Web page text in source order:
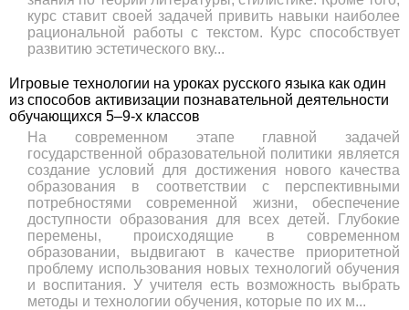
курс ставит своей задачей привить навыки наиболее
рациональной работы с текстом. Курс способствует
развитию эстетического вку...
Игровые технологии на уроках русского языка как один
из способов активизации познавательной деятельности
обучающихся 5–9-х классов
На современном этапе главной задачей
государственной образовательной политики является
создание условий для достижения нового качества
образования в соответствии с перспективными
потребностями современной жизни, обеспечение
доступности образования для всех детей. Глубокие
перемены, происходящие в современном
образовании, выдвигают в качестве приоритетной
проблему использования новых технологий обучения
и воспитания. У учителя есть возможность выбрать
методы и технологии обучения, которые по их м...